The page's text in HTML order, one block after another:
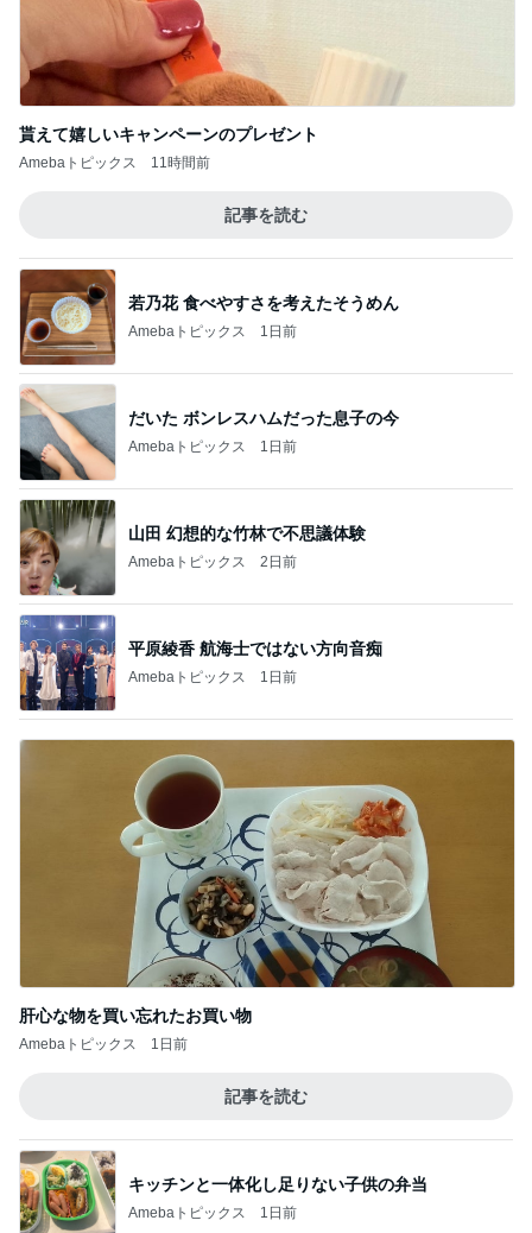
貰えて嬉しいキャンペーンのプレゼント
Amebaトピックス 11時間前
記事を読む
若乃花 食べやすさを考えたそうめん
Amebaトピックス 1日前
だいた ボンレスハムだった息子の今
Amebaトピックス 1日前
山田 幻想的な竹林で不思議体験
Amebaトピックス 2日前
平原綾香 航海士ではない方向音痴
Amebaトピックス 1日前
肝心な物を買い忘れたお買い物
Amebaトピックス 1日前
記事を読む
キッチンと一体化し足りない子供の弁当
Amebaトピックス 1日前